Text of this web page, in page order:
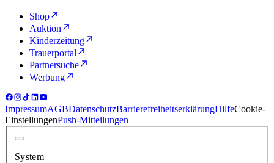
Shop
Auktion
Kinderzeitung
Trauerportal
Partnersuche
Werbung
ImpressumAGBDatenschutzBarrierefreiheitserklärungHilfeCookie-
EinstellungenPush-Mitteilungen
System